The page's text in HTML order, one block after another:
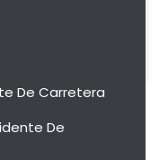
De Carretera
De